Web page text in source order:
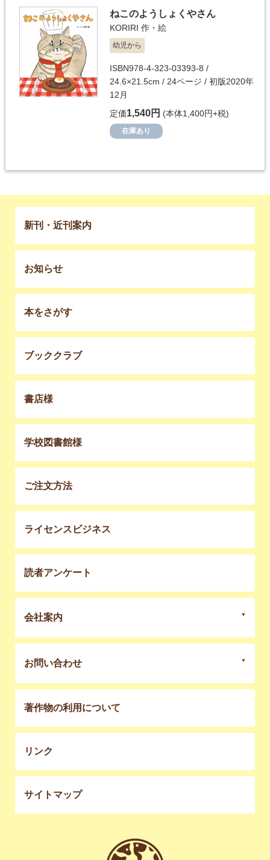
ねこのようしょくやさん
KORIRI 作・絵
幼児から
ISBN978-4-323-03393-8 /
24.6×21.5cm / 24ページ / 初版2020年
12月
定価1,540円 (本体1,400円+税)
在庫あり
新刊・近刊案内
お知らせ
本をさがす
ブッククラブ
書店様
学校図書館様
ご注文方法
ライセンスビジネス
読者アンケート
会社案内
お問い合わせ
著作物の利用について
リンク
サイトマップ